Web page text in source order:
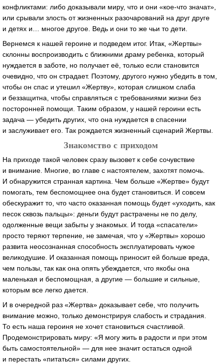
конфликтами: либо доказывали миру, что и они «кое-что значат»,
или срывали злость от жизненных разочарований на друг друге
и детях и… многое другое. Ведь и они то же чьи то дети.
Вернемся к нашей героине и подведем итог. Итак, «Жертвы»
склонны воспроизводить с ближними драму ребенка, который
нуждается в заботе, но получает её, только если становится
очевидно, что он страдает. Поэтому, другого нужно убедить в том,
чтобы он спас и утешил «Жертву», которая слишком слаба
и беззащитна, чтобы справляться с требованиями жизни без
посторонней помощи. Таким образом, у нашей героини есть
задача — убедить других, что она нуждается в спасении
и заслуживает его. Так рождается жизненный сценарий Жертвы.
Знакомство с приходом
На приходе такой человек сразу вызовет к себе сочувствие
и внимание. Многие, во главе с настоятелем, захотят помочь.
И обнаружится странная картина. Чем больше «Жертве» будут
помогать, тем беспомощнее она будет становиться. И совсем
обескуражит то, что часто оказанная помощь будет «уходить, как
песок сквозь пальцы»: деньги будут растрачены не по делу,
одолженные вещи забыты у знакомых. И тогда «спасатели»
просто теряют терпение, не замечая, что у «Жертвы» хорошо
развита неосознанная способность эксплуатировать чужое
великодушие. И оказанная помощь приносит ей больше вреда,
чем пользы, так как она опять убеждается, что якобы она
маленькая и беспомощная, а другие — большие и сильные,
которым все легко дается.
И в очередной раз «Жертва» доказывает себе, что получить
внимание можно, только демонстрируя слабость и страдания.
То есть наша героиня не хочет становиться счастливой.
Продемонстрировать миру: «Я могу жить в радости и при этом
быть самостоятельной» — для нее значит остаться одной
и перестать «питаться» силами других.